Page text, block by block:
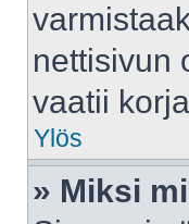
nettisivun
vaatii
Ylös
» Miksi